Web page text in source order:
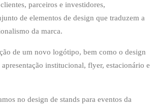
parceiros e investidores,
de elementos de design que traduzem a
da marca.
de um novo logótipo, bem como o design
apresentação institucional, flyer, estacionário e
no design de stands para eventos da